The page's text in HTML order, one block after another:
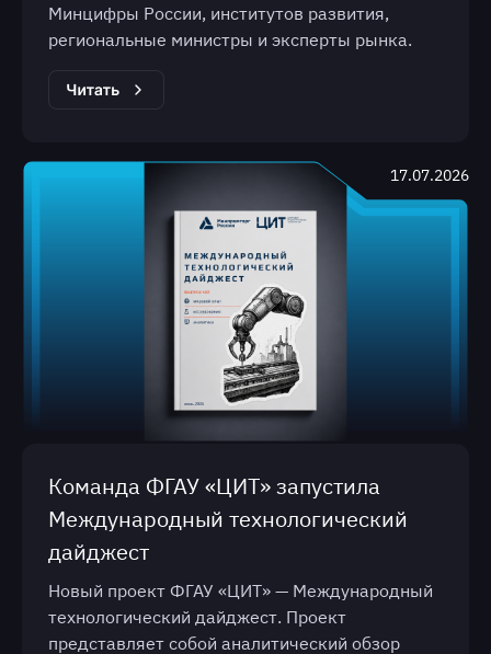
Минцифры России, институтов развития,
региональные министры и эксперты рынка.
17.07.2026
Команда ФГАУ «ЦИТ» запустила
Международный технологический
дайджест
Новый проект ФГАУ «ЦИТ» — Международный
технологический дайджест. Проект
представляет собой аналитический обзор